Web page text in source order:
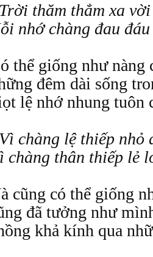
thăm thẳm xa
nhớ chàng đau
thể giống như nàng
đêm dài sống
lệ nhớ nhung tuôn
chàng lệ thiếp nhỏ
chàng thân thiếp lẻ
cũng có thể giống
đã tưởng như
khả kính qua